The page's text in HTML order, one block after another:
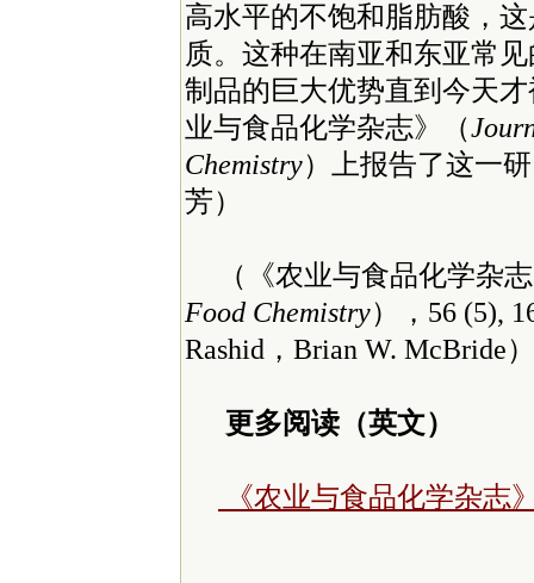
高水平的不饱和脂肪酸，
质。这种在南亚和东亚常
制品的巨大优势直到今天
业与食品化学杂志》（
Chemistry）上报告了这一
芳）
（《农业与食品化学杂
Food Chemistry），56 (5),
Rashid，Brian W. McBride）
更多阅读（英文）
《农业与食品化学杂志